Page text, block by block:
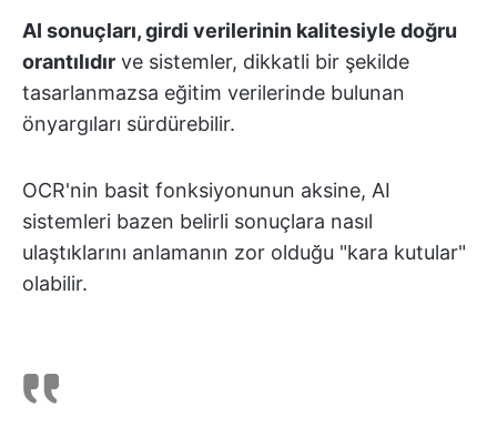
AI sonuçları, girdi verilerinin kalitesiyle doğru
orantılıdır ve sistemler, dikkatli bir şekilde
tasarlanmazsa eğitim verilerinde bulunan
önyargıları sürdürebilir.
OCR'nin basit fonksiyonunun aksine, AI
sistemleri bazen belirli sonuçlara nasıl
ulaştıklarını anlamanın zor olduğu "kara kutular"
olabilir.